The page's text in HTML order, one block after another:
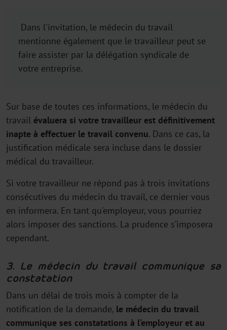
Dans l'invitation, le médecin du travail
mentionne également que le travailleur peut se
faire assister par la délégation syndicale de
votre entreprise.
Sur base de toutes ces informations, le médecin du
travail évaluera si votre travailleur est définitivement
inapte à effectuer le travail convenu. Dans ce cas, la
justification médicale sera incluse dans le dossier
médical du travailleur.
Si votre travailleur ne répond pas à trois invitations
consécutives du médecin du travail, ce dernier vous
en informera. En tant qu'employeur, vous pourriez
alors imposer des sanctions. La prudence s’imposera
cependant.
3. Le médecin du travail communique sa
constatation
Dans un délai de trois mois à compter de la
notification de la demande, le médecin du travail
communique ses constatations à l’employeur et au